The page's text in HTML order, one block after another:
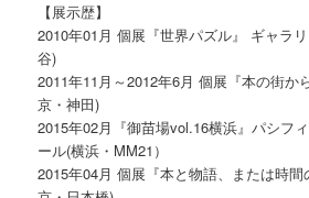
【展示歴】
2010年01月 個展『世界パズル』 ギャラ
谷)
2011年11月～2012年6月 個展『本の街か
京・神田)
2015年02月『御苗場vol.16横浜』パシフ
ール(横浜・MM21）
2015年04月 個展『本と物語、または時